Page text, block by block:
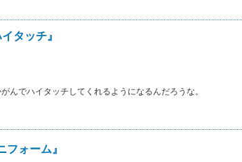
タッチ』
んでハイタッチしてくれるようになるんだろうな。
ォーム』